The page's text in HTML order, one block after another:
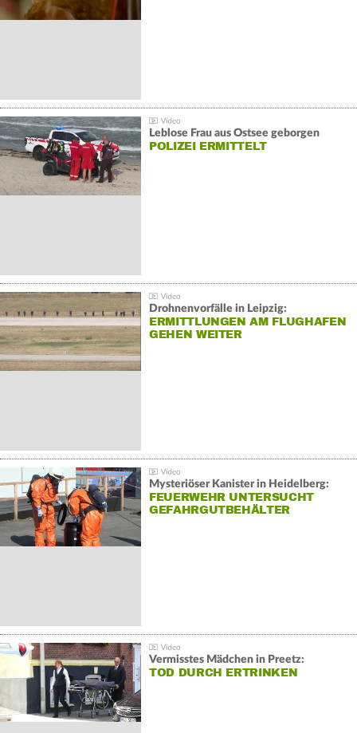
Leblose Frau aus Ostsee geborgen
POLIZEI ERMITTELT
Drohnenvorfälle in Leipzig:
ERMITTLUNGEN AM FLUGHAFEN
GEHEN WEITER
Mysteriöser Kanister in Heidelberg:
FEUERWEHR UNTERSUCHT
GEFAHRGUTBEHÄLTER
Vermisstes Mädchen in Preetz:
TOD DURCH ERTRINKEN